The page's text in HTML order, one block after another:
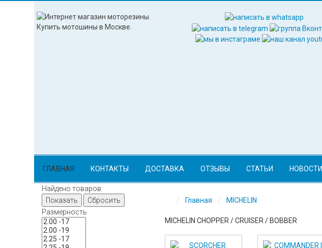
ГЛАВНАЯ КОНТАКТЫ ДОСТАВКА ОТЗЫВЫ СТАТЬИ НОВОСТИ
Найдено товаров:
Показать
Сбросить
Размерность
Главная MICHELIN
MICHELIN CHOPPER / CRUISER / BOBBER